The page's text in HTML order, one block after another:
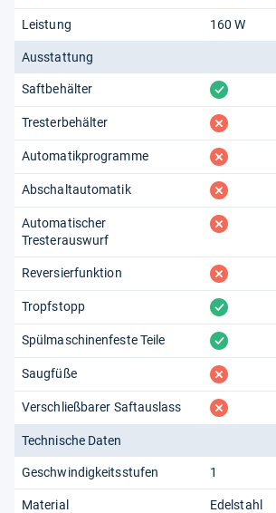
Leistung 160 W
Ausstattung
Saftbehälter vorhanden
Tresterbehälter fehlt
Automatikprogramme fehlt
Abschaltautomatik fehlt
Automatischer
Tresterauswurf
fehlt
Reversierfunktion fehlt
Tropfstopp vorhanden
Spülmaschinenfeste Teile vorhanden
Saugfüße fehlt
Verschließbarer Saftauslass fehlt
Technische Daten
Geschwindigkeitsstufen 1
Material Edelstahl